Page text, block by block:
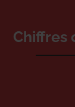
Chiffres